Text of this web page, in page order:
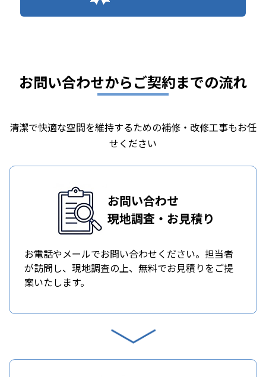
お問い合わせからご契約までの流れ
清潔で快適な空間を維持するための補修・改修工事もお任
せください
お問い合わせ
現地調査・お見積り
お電話やメールでお問い合わせください。担当者
が訪問し、現地調査の上、無料でお見積りをご提
案いたします。